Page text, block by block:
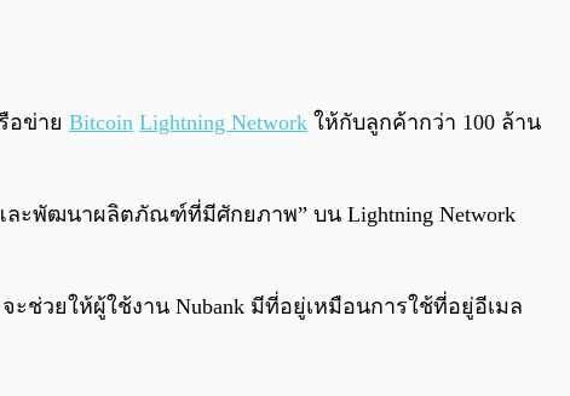
0:00 / 0:00
อข่าย Bitcoin Lightning Network ให้กับลูกค้ากว่า 100 ล้าน
ละพัฒนาผลิตภัณฑ์ที่มีศักยภาพ” บน Lightning Network
ะช่วยให้ผู้ใช้งาน Nubank มีที่อยู่เหมือนการใช้ที่อยู่อีเมล